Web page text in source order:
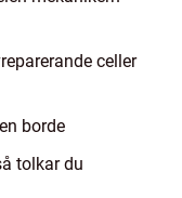
celler
borde
tolkar du